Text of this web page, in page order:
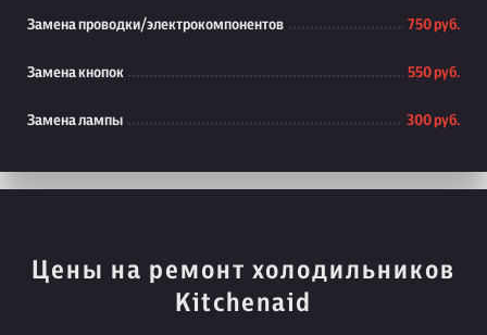
Замена проводки/электрокомпонентов 750 руб.
Замена кнопок 550 руб.
Замена лампы 300 руб.
Цены на ремонт холодильников
Kitchenaid